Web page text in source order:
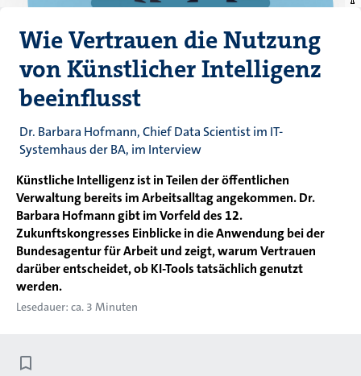
Wie Vertrauen die Nutzung
von Künstlicher Intelligenz
beeinflusst
Dr. Barbara Hofmann, Chief Data Scientist im IT-
Systemhaus der BA, im Interview
Künstliche Intelligenz ist in Teilen der öffentlichen
Verwaltung bereits im Arbeitsalltag angekommen. Dr.
Barbara Hofmann gibt im Vorfeld des 12.
Zukunftskongresses Einblicke in die Anwendung bei der
Bundesagentur für Arbeit und zeigt, warum Vertrauen
darüber entscheidet, ob KI-Tools tatsächlich genutzt
werden.
Lesedauer: ca. 3 Minuten